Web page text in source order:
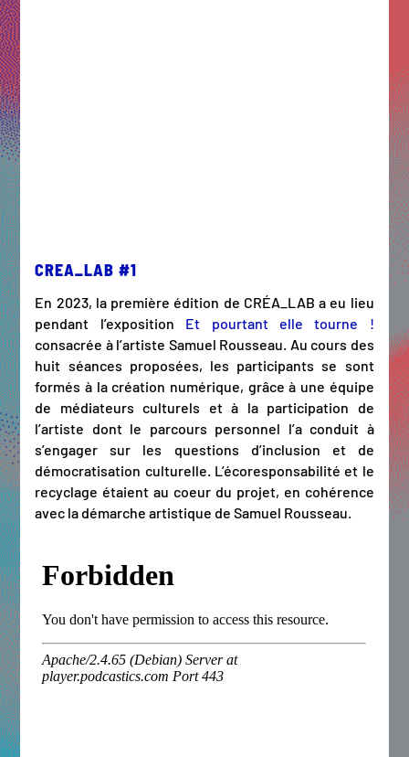
CREA_LAB #1
En 2023, la première édition de CRÉA_LAB a eu lieu
pendant l’exposition Et pourtant elle tourne !
consacrée à l’artiste Samuel Rousseau. Au cours des
huit séances proposées, les participants se sont
formés à la création numérique, grâce à une équipe
de médiateurs culturels et à la participation de
l’artiste dont le parcours personnel l’a conduit à
s’engager sur les questions d’inclusion et de
démocratisation culturelle. L’écoresponsabilité et le
recyclage étaient au coeur du projet, en cohérence
avec la démarche artistique de Samuel Rousseau.